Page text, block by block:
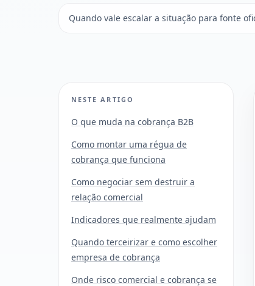
Quando vale escalar a situação para fonte
NESTE ARTIGO
O que muda na cobrança B2B
Como montar uma régua de
cobrança que funciona
Como negociar sem destruir a
relação comercial
Indicadores que realmente ajudam
Quando terceirizar e como escolher
empresa de cobrança
Onde risco comercial e cobrança se